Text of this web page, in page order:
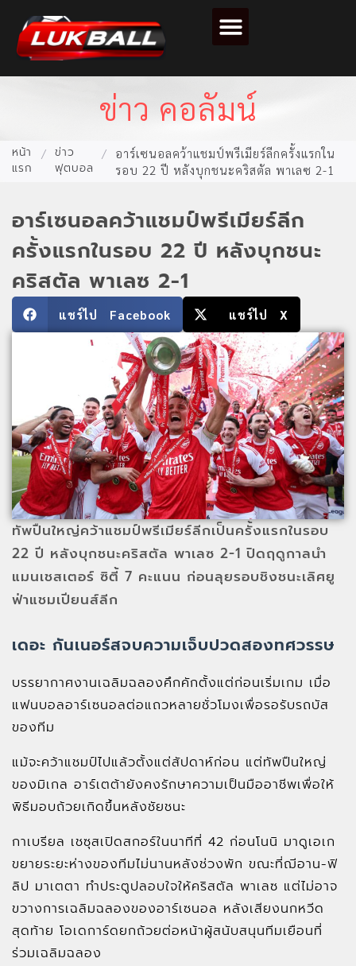
ข่าว คอลัมน์
หน้า
แรก
/ ข่าว
ฟุตบอล
/
อาร์เซนอลคว้าแชมป์พรีเมียร์ลีกครั้งแรกใน
รอบ 22 ปี หลังบุกชนะคริสตัล พาเลซ 2-1
อาร์เซนอลคว้าแชมป์พรีเมียร์ลีก
ครั้งแรกในรอบ 22 ปี หลังบุกชนะ
คริสตัล พาเลซ 2-1
แชร์ไป Facebook แชร์ไป X
ทัพปืนใหญ่คว้าแชมป์พรีเมียร์ลีกเป็นครั้งแรกในรอบ
22 ปี หลังบุกชนะคริสตัล พาเลซ 2-1 ปิดฤดูกาลนำ
แมนเชสเตอร์ ซิตี้ 7 คะแนน ก่อนลุยรอบชิงชนะเลิศยู
ฟ่าแชมเปียนส์ลีก
เดอะ กันเนอร์สจบความเจ็บปวดสองทศวรรษ
บรรยากาศงานเฉลิมฉลองคึกคักตั้งแต่ก่อนเริ่มเกม เมื่อ
แฟนบอลอาร์เซนอลต่อแถวหลายชั่วโมงเพื่อรอรับรถบัส
ของทีม
แม้จะคว้าแชมป์ไปแล้วตั้งแต่สัปดาห์ก่อน แต่ทัพปืนใหญ่
ของมิเกล อาร์เตต้ายังคงรักษาความเป็นมืออาชีพเพื่อให้
พิธีมอบถ้วยเกิดขึ้นหลังชัยชนะ
กาเบรียล เชซุสเปิดสกอร์ในนาทีที่ 42 ก่อนโนนิ มาดูเอเก
ขยายระยะห่างของทีมไม่นานหลังช่วงพัก ขณะที่ฌีอาน-ฟิ
ลิป มาเตตา ทำประตูปลอบใจให้คริสตัล พาเลซ แต่ไม่อาจ
ขวางการเฉลิมฉลองของอาร์เซนอล หลังเสียงนกหวีด
สุดท้าย โอเดการ์ดยกถ้วยต่อหน้าผู้สนับสนุนทีมเยือนที่
ร่วมเฉลิมฉลอง